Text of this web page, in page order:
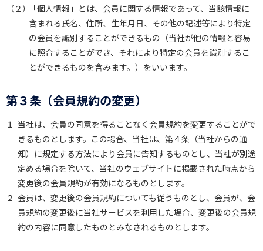
（２）
「個人情報」とは、会員に関する情報であって、当該情報に
含まれる氏名、住所、生年月日、その他の記述等により特定
の会員を識別することができるもの（当社が他の情報と容易
に照合することができ、それにより特定の会員を識別するこ
とができるものを含みます。）をいいます。
第３条（会員規約の変更）
１ 当社は、会員の同意を得ることなく会員規約を変更することがで
きるものとします。この場合、当社は、第４条（当社からの通
知）に規定する方法により会員に告知するものとし、当社が別途
定める場合を除いて、当社のウェブサイトに掲載された時点から
変更後の会員規約が有効になるものとします。
２ 会員は、変更後の会員規約についても従うものとし、会員が、会
員規約の変更後に当社サービスを利用した場合、変更後の会員規
約の内容に同意したものとみなされるものとします。